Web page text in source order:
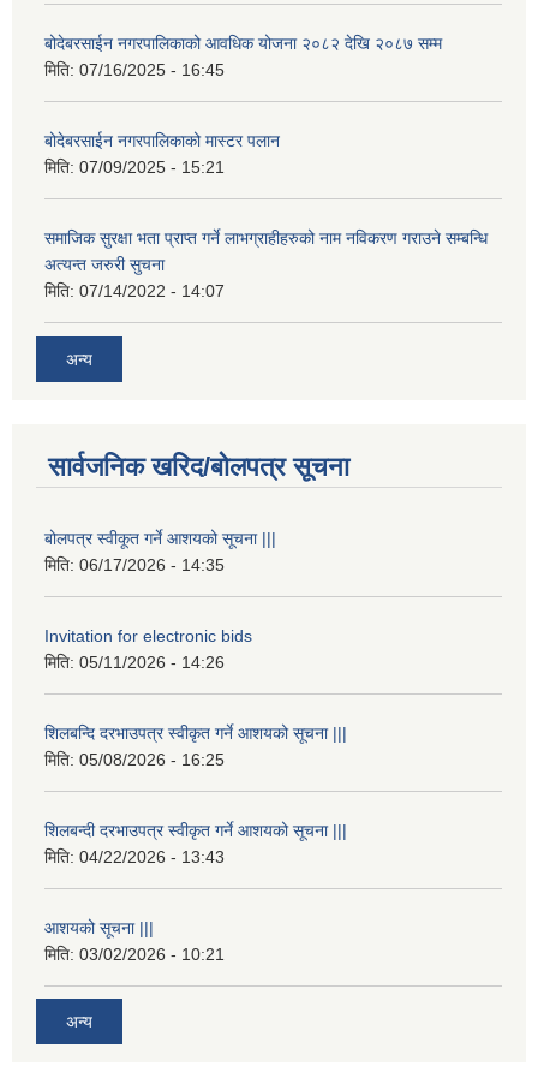
बोदेबरसाईन नगरपालिकाको आवधिक योजना २०८२ देखि २०८७ सम्म
मिति: 07/16/2025 - 16:45
बोदेबरसाईन नगरपालिकाको मास्टर पलान
मिति: 07/09/2025 - 15:21
समाजिक सुरक्षा भता प्राप्त गर्ने लाभग्राहीहरुको नाम नविकरण गराउने सम्बन्धि
अत्यन्त जरुरी सुचना
मिति: 07/14/2022 - 14:07
अन्य
सार्वजनिक खरिद/बोलपत्र सूचना
बोलपत्र स्वीकूत गर्ने आशयको सूचना |||
मिति: 06/17/2026 - 14:35
Invitation for electronic bids
मिति: 05/11/2026 - 14:26
शिलबन्दि दरभाउपत्र स्वीकृत गर्ने आशयको सूचना |||
मिति: 05/08/2026 - 16:25
शिलबन्दी दरभाउपत्र स्वीकृत गर्ने आशयको सूचना |||
मिति: 04/22/2026 - 13:43
आशयको सूचना |||
मिति: 03/02/2026 - 10:21
अन्य